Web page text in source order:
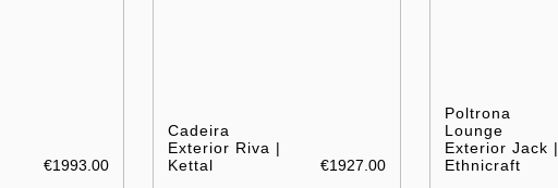
€1993.00
Cadeira
Exterior Riva |
Kettal
€1927.00
Poltrona
Lounge
Exterior Jack |
Ethnicraft